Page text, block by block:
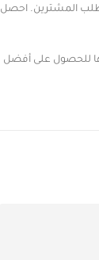
طلب المشترين. احصل
للحصول على أفضل